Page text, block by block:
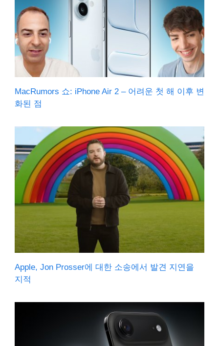
MacRumors 쇼: iPhone Air 2 – 어려운 첫 해 이후 변
화된 점
Apple, Jon Prosser에 대한 소송에서 발견 지연을
지적